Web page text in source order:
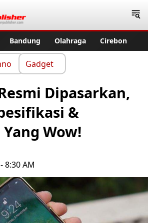
Bandung Olahraga Cirebon
Gadget
Dipasarkan,
&
Wow!
8:30 AM